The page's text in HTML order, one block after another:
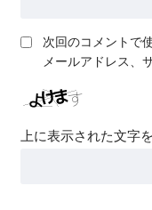
次回のコメントで
メールアドレス、
上に表示された文字